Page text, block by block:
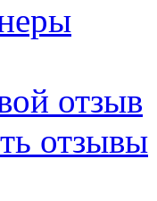
отзыв
отзывы